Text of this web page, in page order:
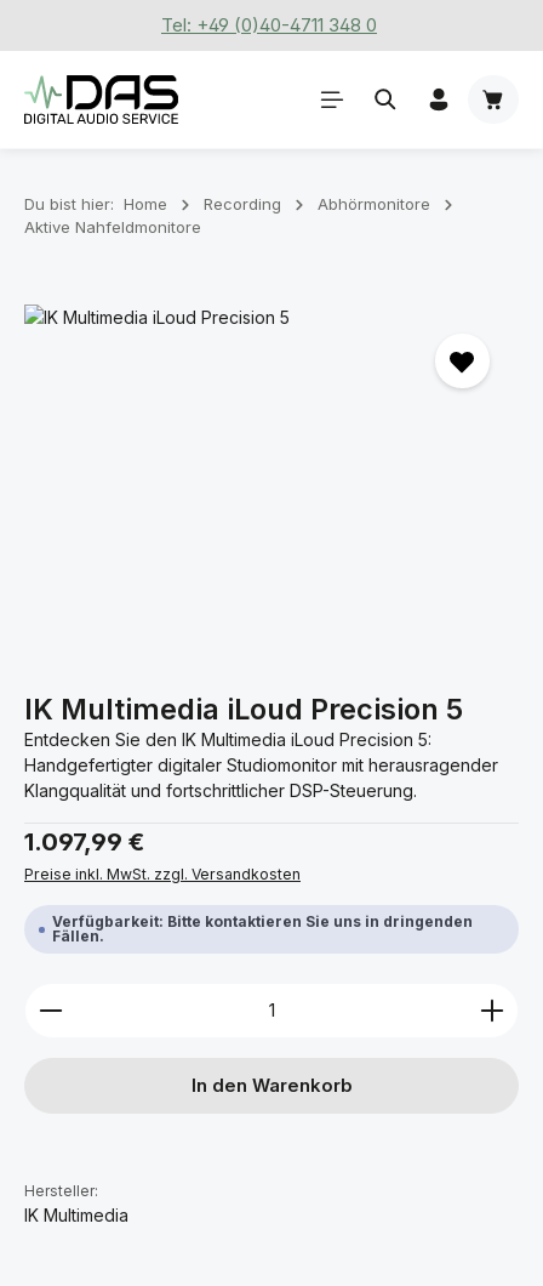
Zum Hauptinhalt springenTel: +49 (0)40-4711 348 0
Du bist hier: Home Recording
Abhörmonitore
Aktive Nahfeldmonitore
Bildergalerie überspringen
IK Multimedia iLoud Precision 5
Entdecken Sie den IK Multimedia iLoud Precision 5:
Handgefertigter digitaler Studiomonitor mit herausragender
Klangqualität und fortschrittlicher DSP-Steuerung.
Regulärer Preis:
1.097,99 €
Preise inkl. MwSt. zzgl. Versandkosten
Verfügbarkeit: Bitte kontaktieren Sie uns in dringenden
Fällen.
Produkt Anzahl: Gib den gewünschten Wert ein
In den Warenkorb
Hersteller:
IK Multimedia